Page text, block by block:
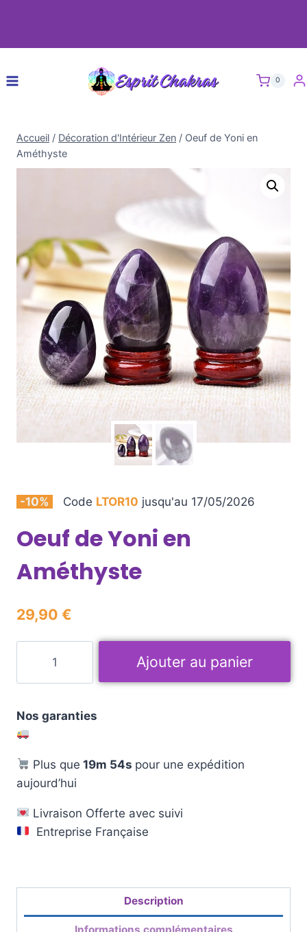
0
Accueil / Décoration d'Intérieur Zen / Oeuf de Yoni en
Améthyste
-10% Code LTOR10 jusqu'au 17/05/2026
Oeuf de Yoni en
Améthyste
29,90 €
Ajouter au panier
Nos garanties
Plus que 19m 53s pour une expédition
aujourd’hui
Livraison Offerte avec suivi
Entreprise Française
Description